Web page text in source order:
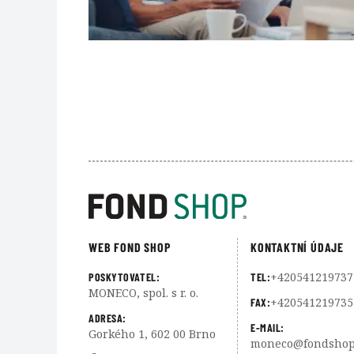
WEB FOND SHOP
POSKYTOVATEL:
MONECO, spol. s r. o.
ADRESA:
Gorkého 1, 602 00 Brno
KONTAKTNÍ ÚDAJE
TEL:+420541219737
FAX:+420541219735
E-MAIL: